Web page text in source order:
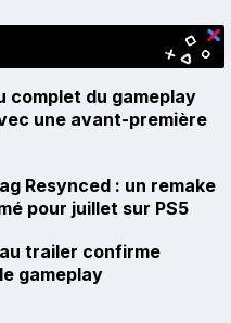
complet du gameplay
une avant-première
Resynced : un remake
pour juillet sur PS5
trailer confirme
gameplay